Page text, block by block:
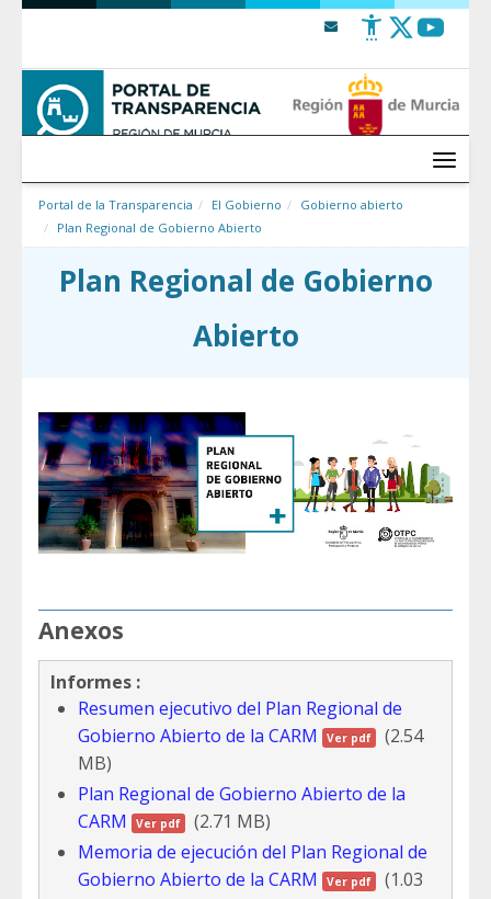
Saltar al contenido
Menú
Portal de la Transparencia El Gobierno
Gobierno abierto
Plan Regional de Gobierno Abierto
Plan Regional de Gobierno
Abierto
Anexos
Informes :
Resumen ejecutivo del Plan Regional de
Gobierno Abierto de la CARM
Ver pdf
(2.54
MB)
Plan Regional de Gobierno Abierto de la
CARM
Ver pdf
(2.71 MB)
Memoria de ejecución del Plan Regional de
Gobierno Abierto de la CARM
Ver pdf
(1.03